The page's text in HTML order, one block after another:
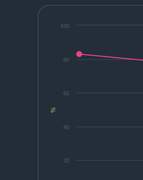
%
20
40
60
80
100